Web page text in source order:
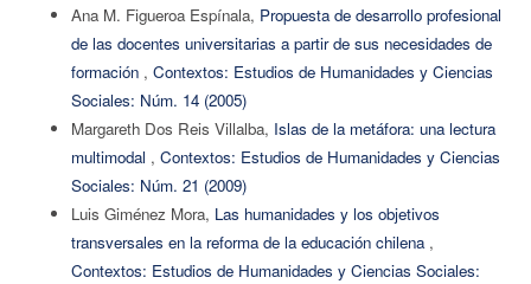
Ana M. Figueroa Espínala, Propuesta de desarrollo profesional
de las docentes universitarias a partir de sus necesidades de
formación , Contextos: Estudios de Humanidades y Ciencias
Sociales: Núm. 14 (2005)
Margareth Dos Reis Villalba, Islas de la metáfora: una lectura
multimodal , Contextos: Estudios de Humanidades y Ciencias
Sociales: Núm. 21 (2009)
Luis Giménez Mora, Las humanidades y los objetivos
transversales en la reforma de la educación chilena ,
Contextos: Estudios de Humanidades y Ciencias Sociales: